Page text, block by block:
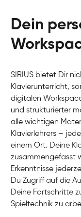
Klavier / Piano /
Klavier / Piano /
Hannes
Klavier / Piano /
Klavier / Piano /
Dein
SIRIUS bietet Dir
Klavierunterricht,
digitalen
und strukturierter
alle wichtigen
Klavierlehrers –
einem Ort. Deine
zusammengefasst
Erkenntnisse
Du Zugriff auf die
Deine Fortschritte
Spieltechnik zu